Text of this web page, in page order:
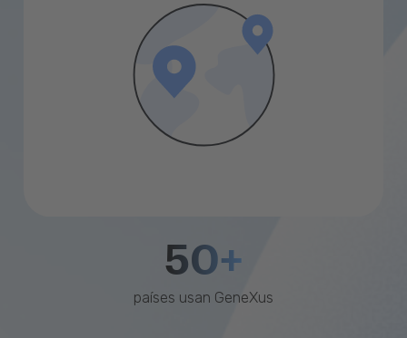
50+
países usan GeneXus